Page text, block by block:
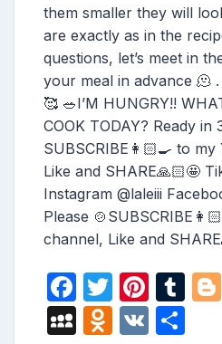
them smaller they will
are exactly as in the
questions, let’s meet in
your meal in advance 🫠
🥰 🥗I’M HUNGRY!!
COOK TODAY? Ready in
SUBSCRIBE👩🏻‍🍳 to
Like and SHARE🙏🏻🤩
Instagram @laleiii
Please
channel, Like and
F
a
T
w
Pi
nt
T
M O V